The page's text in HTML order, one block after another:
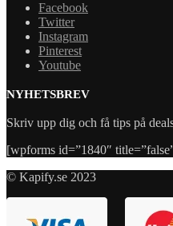
Facebook
Twitter
Instagram
Pinterest
Youtube
NYHETSBREV
Skriv upp dig och få tips på
[wpforms id=”1840″
© Kapify.se 2023